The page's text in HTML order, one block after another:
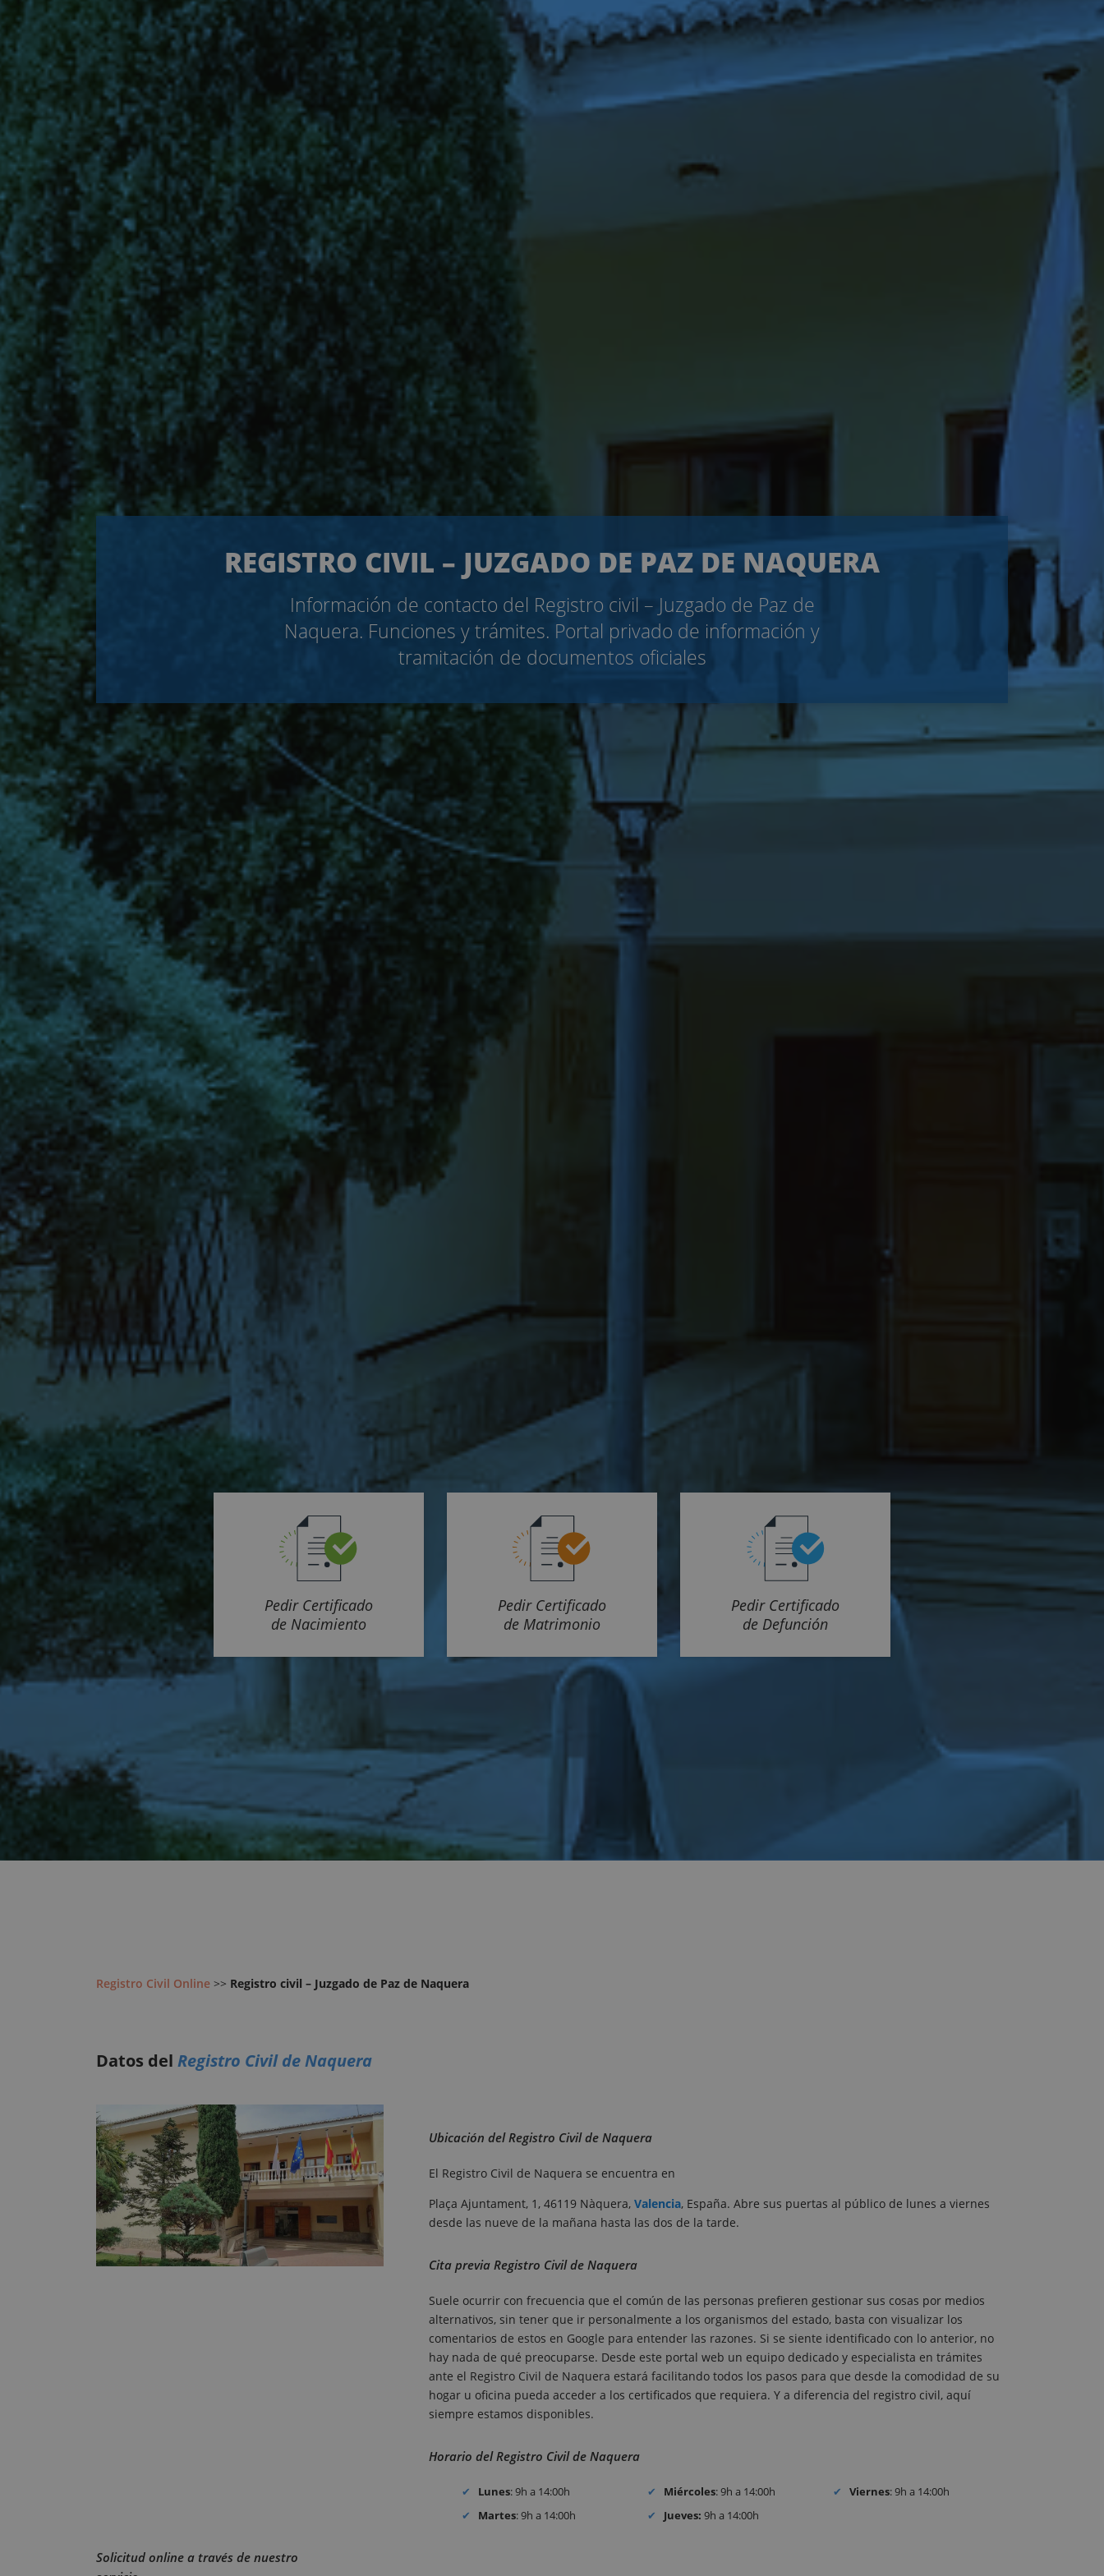
REGISTRO CIVIL – JUZGADO DE PAZ DE NAQUERA
Información de contacto del Registro civil – Juzgado de Paz de
Naquera. Funciones y trámites. Portal privado de información y
tramitación de documentos oficiales
Pedir Certificado
de Nacimiento
Pedir Certificado
de Matrimonio
Pedir Certificado
de Defunción
Registro Civil Online >> Registro civil – Juzgado de Paz de Naquera
Datos del Registro Civil de Naquera
Ubicación del Registro Civil de Naquera
El Registro Civil de Naquera se encuentra en
Plaça Ajuntament, 1, 46119 Nàquera, Valencia, España. Abre sus puertas al público de lunes a viernes
desde las nueve de la mañana hasta las dos de la tarde.
Cita previa Registro Civil de Naquera
Suele ocurrir con frecuencia que el común de las personas prefieren gestionar sus cosas por medios
alternativos, sin tener que ir personalmente a los organismos del estado, basta con visualizar los
comentarios de estos en Google para entender las razones. Si se siente identificado con lo anterior, no
hay nada de qué preocuparse. Desde este portal web un equipo dedicado y especialista en trámites
ante el Registro Civil de Naquera estará facilitando todos los pasos para que desde la comodidad de su
hogar u oficina pueda acceder a los certificados que requiera. Y a diferencia del registro civil, aquí
siempre estamos disponibles.
Horario del Registro Civil de Naquera
Lunes: 9h a 14:00h
Martes: 9h a 14:00h
Miércoles: 9h a 14:00h
Jueves: 9h a 14:00h
Viernes: 9h a 14:00h
Solicitud online a través de nuestro